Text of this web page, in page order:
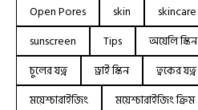
Open Pores skin skincare
sunscreen
Tips অয়েলি স্কিন
চুলের যত্ন
ড্রাই স্কিন ত্বকের যত্ন
ময়েশ্চারাইজিং
ময়েশ্চারাইজিং ক্রিম